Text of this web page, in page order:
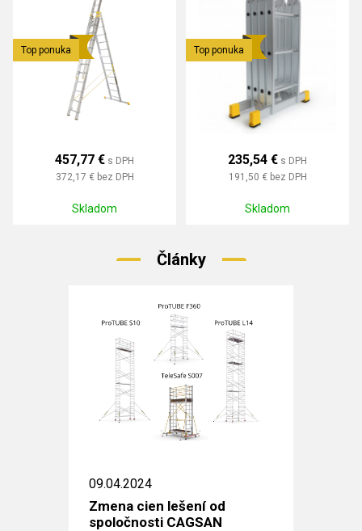
Top ponuka
457,77 € s DPH
372,17 € bez DPH
Skladom
Top ponuka
235,54 € s DPH
191,50 € bez DPH
Skladom
Články
09.04.2024
Zmena cien lešení od
spoločnosti CAGSAN